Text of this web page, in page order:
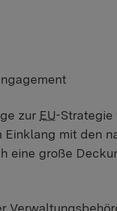
zur EU-Strategie
mit den
eine große